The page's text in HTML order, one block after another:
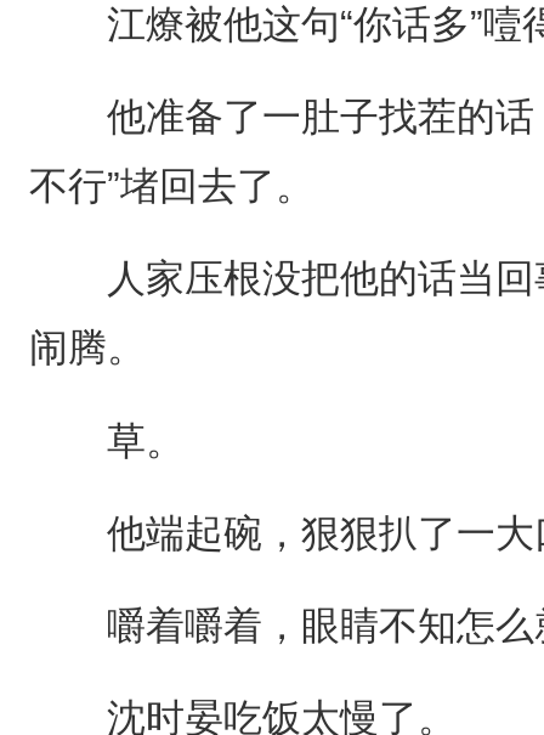
江燎被他这句“你话多”噎
他准备了一肚子找茬的话
不行”堵回去了。
人家压根没把他的话当回
闹腾。
草。
他端起碗，狠狠扒了一大
嚼着嚼着，眼睛不知怎么
沈时晏吃饭太慢了。